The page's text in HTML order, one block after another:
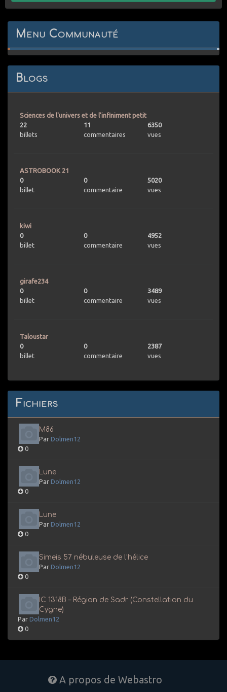
Menu Communauté
Blogs
Sciences de l'univers et de l'infiniment petit
22
billets
11
commentaires
6350
vues
ASTROBOOK 21
0
billet
0
commentaire
5020
vues
kiwi
0
billet
0
commentaire
4952
vues
girafe234
0
billet
0
commentaire
3489
vues
Taloustar
0
billet
0
commentaire
2387
vues
Fichiers
M86
Par Dolmen12
0
Lune
Par Dolmen12
0
Lune
Par Dolmen12
0
Simeis 57 nébuleuse de l’hélice
Par Dolmen12
0
IC 1318B – Région de Sadr (Constellation du
Cygne)
Par Dolmen12
0
A propos de Webastro